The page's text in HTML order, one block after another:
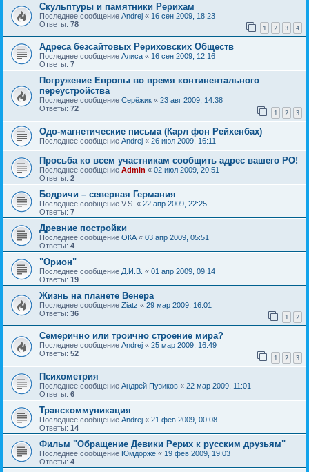
Скульптуры и памятники Рерихам
Последнее сообщение Andrej « 16 сен 2009, 18:23
Ответы: 78 1 2 3 4
Адреса безсайтовых Рериховских Обществ
Последнее сообщение Алиса « 16 сен 2009, 12:16
Ответы: 7
Погружение Европы во время континентального
переустройства
Последнее сообщение Серёжик « 23 авг 2009, 14:38
Ответы: 72 1 2 3
Одо-магнетические письма (Карл фон Рейхенбах)
Последнее сообщение Andrej « 26 июл 2009, 16:11
Просьба ко всем участникам сообщить адрес вашего РО!
Последнее сообщение Admin « 02 июл 2009, 20:51
Ответы: 2
Бодричи – северная Германия
Последнее сообщение V.S. « 22 апр 2009, 22:25
Ответы: 7
Древние постройки
Последнее сообщение ОКА « 03 апр 2009, 05:51
Ответы: 4
"Орион"
Последнее сообщение Д.И.В. « 01 апр 2009, 09:14
Ответы: 19
Жизнь на планете Венера
Последнее сообщение Ziatz « 29 мар 2009, 16:01
Ответы: 36 1 2
Семерично или троично строение мира?
Последнее сообщение Andrej « 25 мар 2009, 16:49
Ответы: 52 1 2 3
Психометрия
Последнее сообщение Андрей Пузиков « 22 мар 2009, 11:01
Ответы: 6
Транскоммуникация
Последнее сообщение Andrej « 21 фев 2009, 00:08
Ответы: 14
Фильм "Обращение Девики Рерих к русским друзьям"
Последнее сообщение Юмдорже « 19 фев 2009, 19:03
Ответы: 4